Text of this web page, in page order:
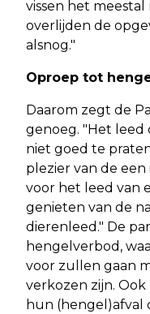
vissen het meestal
overlijden de
alsnog."
Oproep tot
Daarom zegt de
genoeg. "Het leed
niet goed te
plezier van de
voor het leed van
genieten van de
dierenleed." De
hengelverbod,
voor zullen gaan
verkozen zijn.
hun (hengel)afval